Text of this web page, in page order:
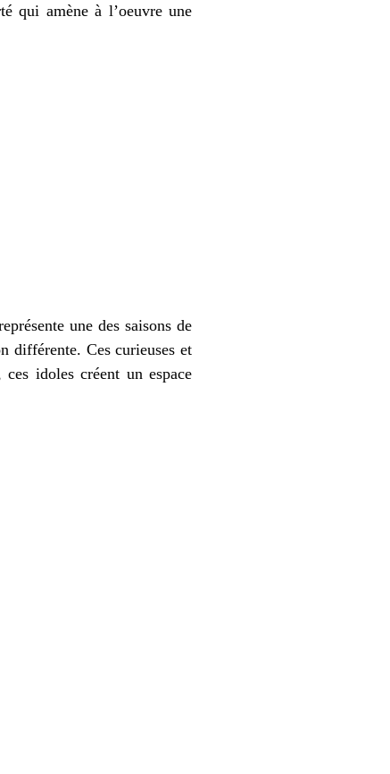
qui amène à l’oeuvre une
une des saisons de
différente. Ces curieuses et
idoles créent un espace